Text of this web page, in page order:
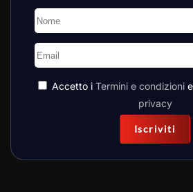
Accetto i Termini e condizioni
privacy
Iscriviti